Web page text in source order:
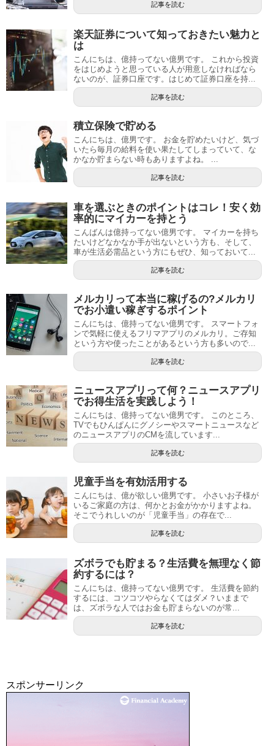
記事を読む
楽天証券について知っておきたい魅力と
は
こんにちは、億持ってない億男です。 これから投資
をはじめようと思っている人が用意しなければなら
ないのが、証券口座です。はじめて証券口座を持...
記事を読む
積立保険で貯める
こんにちは、億男です。 お金を貯めたいけど、気づ
いたら毎月の給料を使い果たしてしまっていて、な
かなか貯まらない時もありますよね。 ...
記事を読む
車を選ぶときのポイントはコレ！安く効
率的にマイカーを持とう
こんばんは億持ってない億男です。 マイカーを持ち
たいけどなかなか手が出ないという方も、そして、
車が生活必需品という方にもぜひ、知っておいて...
記事を読む
メルカリって本当に稼げるの?メルカリ
でお小遣い稼ぎするポイント
こんにちは、億持ってない億男です。 スマートフォ
ンで気軽に使えるフリマアプリのメルカリ。ご存知
という方や使ったことがあるという方も多いので...
記事を読む
ニュースアプリって何？ニュースアプリ
でお得生活を実践しよう！
こんにちは、億持ってない億男です。 このところ、
TVでもひんぱんにグノシーやスマートニュースなど
のニュースアプリのCMを流しています...
記事を読む
児童手当を有効活用する
こんにちは、億が欲しい億男です。 小さいお子様が
いるご家庭の方は、何かとお金がかかりますよね。
そこでうれしいのが「児童手当」の存在で...
記事を読む
ズボラでも貯まる？生活費を無理なく節
約するには？
こんにちは、億持ってない億男です。 生活費を節約
するには、コツコツやらなくてはダメ？いままで
は、ズボラな人ではお金も貯まらないのが常...
記事を読む
スポンサーリンク